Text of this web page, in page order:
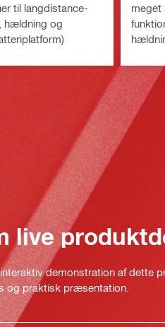
til langdistance-
hældning og
meget
live
demonstration af dette
og praktisk præsentation.